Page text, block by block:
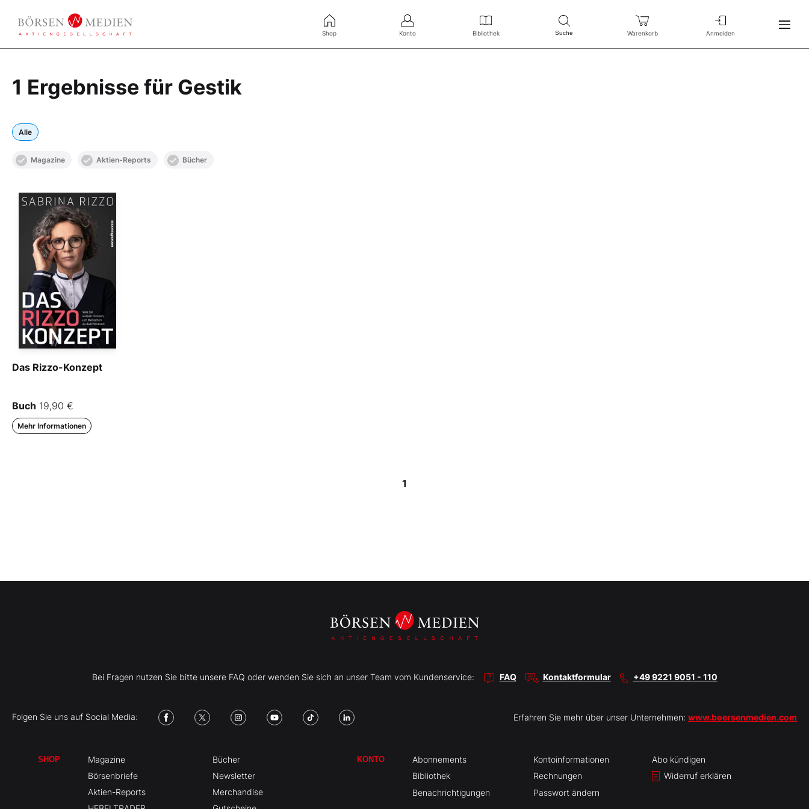
Shop Konto Bibliothek Suche Warenkorb Anmelden
1 Ergebnisse für Gestik
Alle
Magazine Aktien-Reports Bücher
Das Rizzo-Konzept
Buch 19,90 €
Mehr Informationen
1
Bei Fragen nutzen Sie bitte unsere FAQ oder wenden Sie sich an unser Team vom Kundenservice: FAQ Kontaktformular +49 9221 9051 - 110
Folgen Sie uns auf Social Media: Erfahren Sie mehr über unser Unternehmen: www.boersenmedien.com
SHOP
Magazine
Börsenbriefe
Aktien-Reports
Bücher
Newsletter
Merchandise
KONTO
Abonnements
Bibliothek
Benachrichtigungen
Kontoinformationen
Rechnungen
Passwort ändern
Abo kündigen
Widerruf erklären